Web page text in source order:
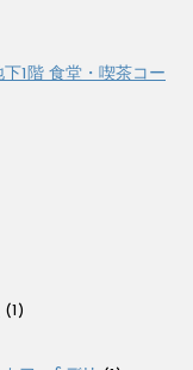
1階 食堂・喫茶コー
(1)